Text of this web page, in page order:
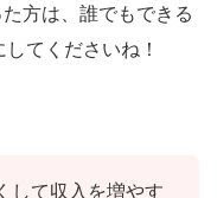
方は、誰でもできる
てくださいね！
して収入を増やす